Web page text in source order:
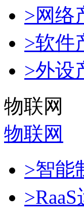
>网络
>软件
>外设
物联网
物联网
>智能